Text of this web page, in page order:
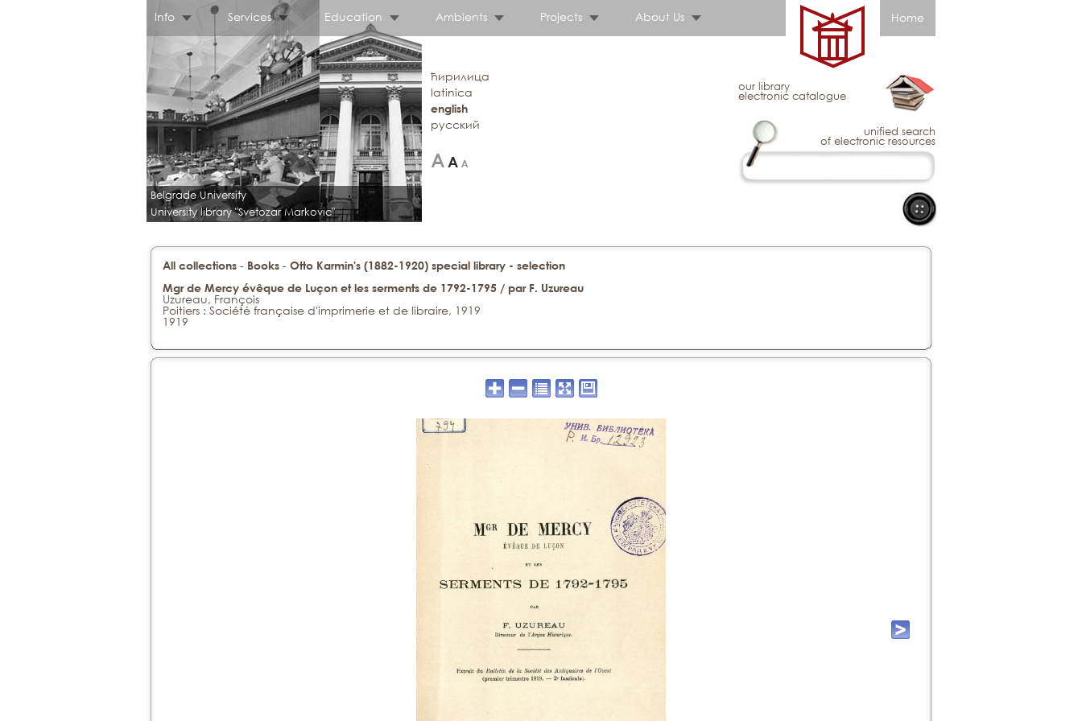
Info Services Education Ambients Projects About Us Home
Belgrade University
University library "Svetozar Markovic"
ћирилица
latinica
english
русский
our library
electronic catalogue
unified search
of electronic resources
All collections - Books - Otto Karmin's (1882-1920) special library - selection
Mgr de Mercy évêque de Luçon et les serments de 1792-1795 / par F. Uzureau
Uzureau, François
Poitiers : Société française d'imprimerie et de libraire, 1919
1919